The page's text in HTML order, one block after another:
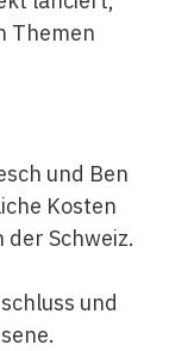
Themen
und Ben
Kosten
Schweiz.
und